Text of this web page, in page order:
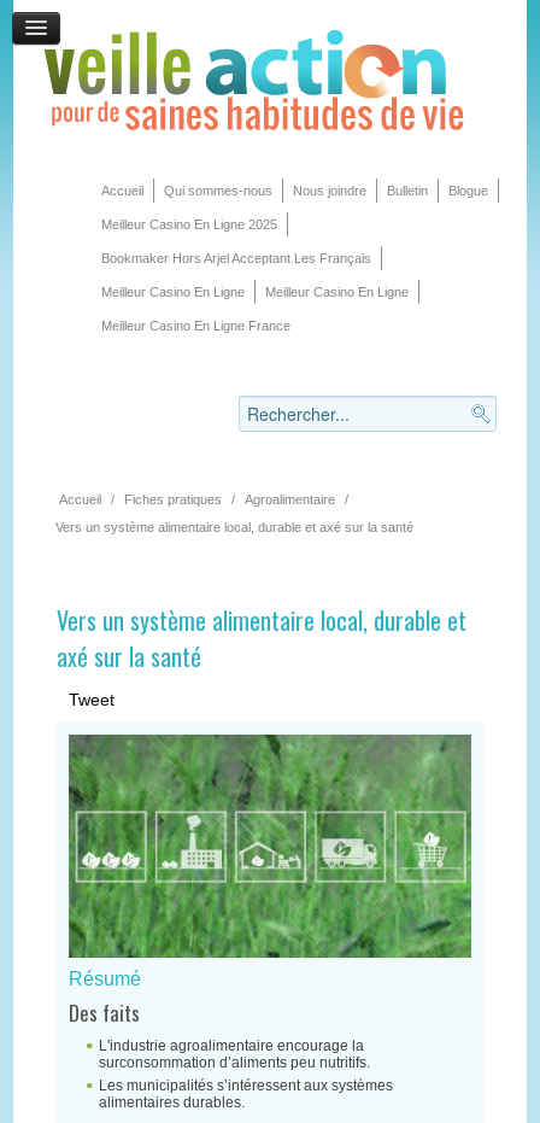
Accueil Qui sommes-nous Nous joindre Bulletin Blogue
Meilleur Casino En Ligne 2025
Bookmaker Hors Arjel Acceptant Les Français
Meilleur Casino En Ligne Meilleur Casino En Ligne
Meilleur Casino En Ligne France
Accueil / Fiches pratiques / Agroalimentaire
/
Vers un système alimentaire local, durable et axé sur la santé
Vers un système alimentaire local, durable et
axé sur la santé
Tweet
Résumé
Des faits
L'industrie agroalimentaire encourage la
surconsommation d’aliments peu nutritifs.
Les municipalités s’intéressent aux systèmes
alimentaires durables.